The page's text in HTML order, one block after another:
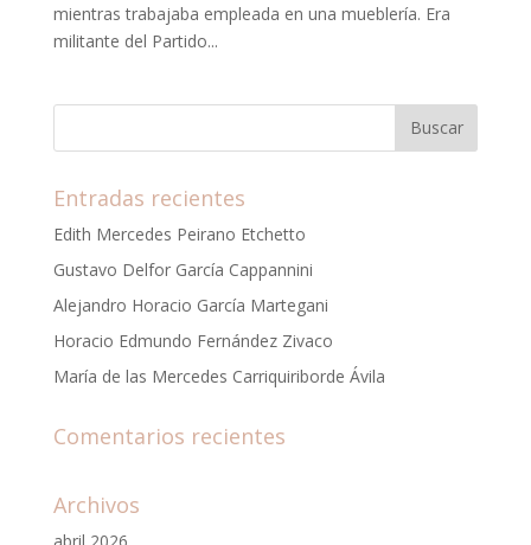
mientras trabajaba empleada en una mueblería. Era
militante del Partido...
Entradas recientes
Edith Mercedes Peirano Etchetto
Gustavo Delfor García Cappannini
Alejandro Horacio García Martegani
Horacio Edmundo Fernández Zivaco
María de las Mercedes Carriquiriborde Ávila
Comentarios recientes
Archivos
abril 2026